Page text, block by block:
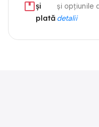
și
plată
și opțiunile
detalii